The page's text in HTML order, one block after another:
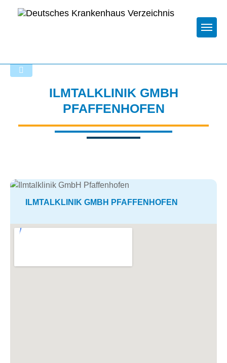
ILMTALKLINIK GMBH
PFAFFENHOFEN
ILMTALKLINIK GMBH PFAFFENHOFEN